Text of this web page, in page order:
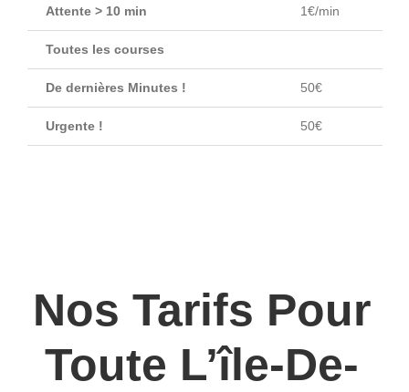
Attente > 10 min 1€/min
Toutes les courses
De dernières Minutes ! 50€
Urgente ! 50€
Nos Tarifs Pour
Toute L’île-De-